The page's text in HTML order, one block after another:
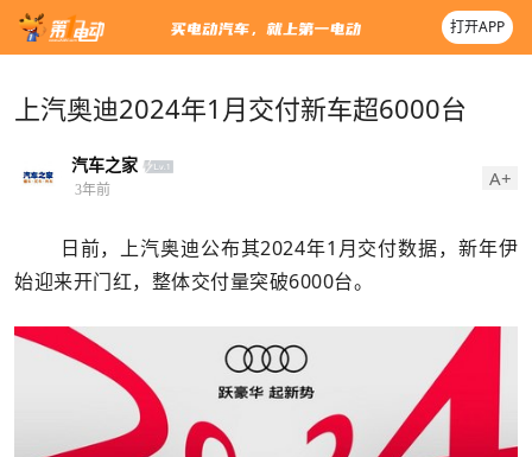
打开APP
上汽奥迪2024年1月交付新车超6000台
汽车之家
3年前 A+
日前，上汽奥迪公布其2024年1月交付数据，新年伊
始迎来开门红，整体交付量突破6000台。